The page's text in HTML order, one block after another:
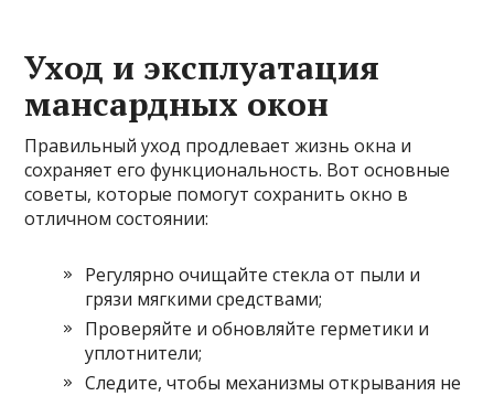
Уход и эксплуатация
мансардных окон
Правильный уход продлевает жизнь окна и
сохраняет его функциональность. Вот основные
советы, которые помогут сохранить окно в
отличном состоянии:
Регулярно очищайте стекла от пыли и
грязи мягкими средствами;
Проверяйте и обновляйте герметики и
уплотнители;
Следите, чтобы механизмы открывания не